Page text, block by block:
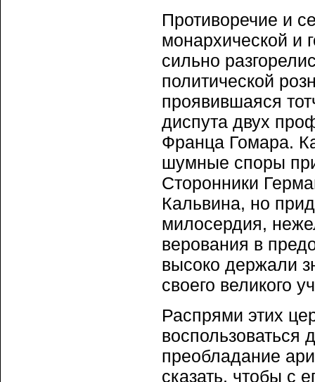
Противоречие и
монархической и
сильно
политической
проявившаяся
диспута двух
Франца Гомара.
шумные споры
Сторонники
Кальвина, но
милосердия,
верования в
высоко держали
своего великого
Распрями этих
воспользоваться
преобладание
сказать, чтобы с